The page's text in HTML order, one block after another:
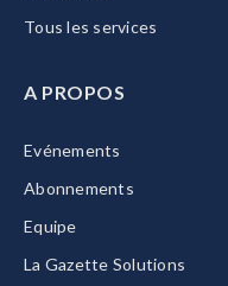
Tous les services
A PROPOS
Evénements
Abonnements
Equipe
La Gazette Solutions